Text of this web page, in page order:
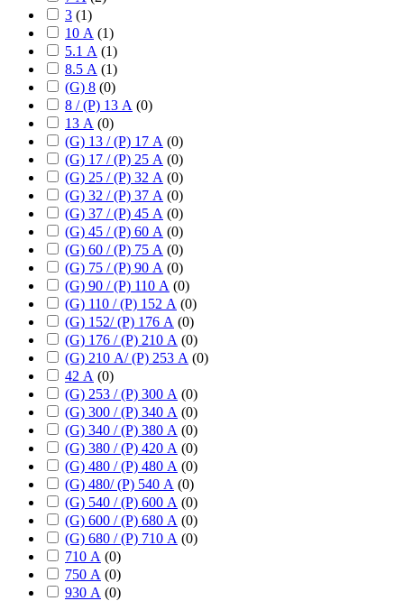
3 (1)
10 А (1)
5.1 А (1)
8.5 А (1)
(G) 8 (0)
8 / (P) 13 А (0)
13 А (0)
(G) 13 / (P) 17 А (0)
(G) 17 / (P) 25 А (0)
(G) 25 / (P) 32 А (0)
(G) 32 / (P) 37 А (0)
(G) 37 / (P) 45 А (0)
(G) 45 / (P) 60 А (0)
(G) 60 / (P) 75 А (0)
(G) 75 / (P) 90 А (0)
(G) 90 / (P) 110 А (0)
(G) 110 / (P) 152 А (0)
(G) 152/ (P) 176 А (0)
(G) 176 / (P) 210 А (0)
(G) 210 А/ (P) 253 А (0)
42 А (0)
(G) 253 / (P) 300 А (0)
(G) 300 / (P) 340 А (0)
(G) 340 / (P) 380 А (0)
(G) 380 / (P) 420 А (0)
(G) 480 / (P) 480 А (0)
(G) 480/ (P) 540 А (0)
(G) 540 / (P) 600 А (0)
(G) 600 / (P) 680 А (0)
(G) 680 / (P) 710 А (0)
710 А (0)
750 А (0)
930 А (0)